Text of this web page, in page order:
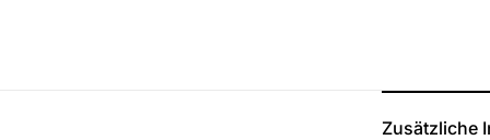
Zusätzliche